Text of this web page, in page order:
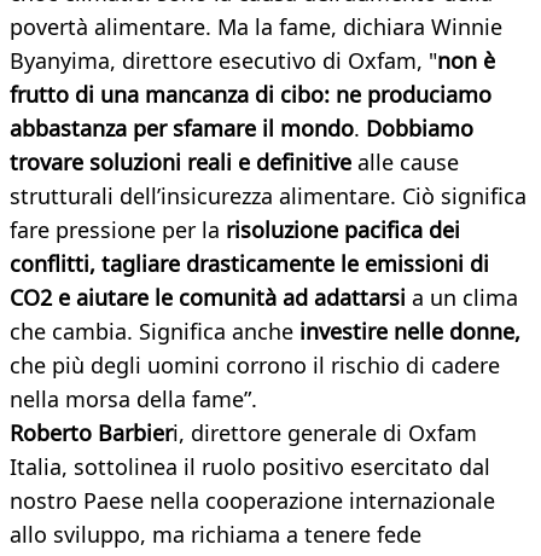
povertà alimentare. Ma la fame, dichiara Winnie
Byanyima, direttore esecutivo di Oxfam, "non è
frutto di una mancanza di cibo: ne produciamo
abbastanza per sfamare il mondo. Dobbiamo
trovare soluzioni reali e definitive alle cause
strutturali dell’insicurezza alimentare. Ciò significa
fare pressione per la risoluzione pacifica dei
conflitti, tagliare drasticamente le emissioni di
CO2 e aiutare le comunità ad adattarsi a un clima
che cambia. Significa anche investire nelle donne,
che più degli uomini corrono il rischio di cadere
nella morsa della fame”.
Roberto Barbieri, direttore generale di Oxfam
Italia, sottolinea il ruolo positivo esercitato dal
nostro Paese nella cooperazione internazionale
allo sviluppo, ma richiama a tenere fede